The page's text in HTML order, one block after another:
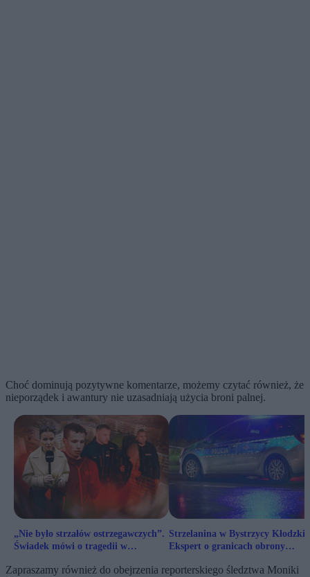
Choć dominują pozytywne komentarze, możemy czytać również, że
nieporządek i awantury nie uzasadniają użycia broni palnej.
„Nie było strzałów ostrzegawczych”.
Świadek mówi o tragedii w
Strzelanina w Bystrzycy
Ekspert o granicach obrony
Zapraszamy również do obejrzenia reporterskiego śledztwa Moniki